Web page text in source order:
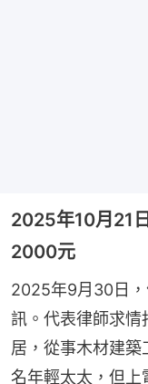
2025年10月21
2000元
2025年9月30日
訊。代表律師求情
居，從事木材建
名年輕太太，但上